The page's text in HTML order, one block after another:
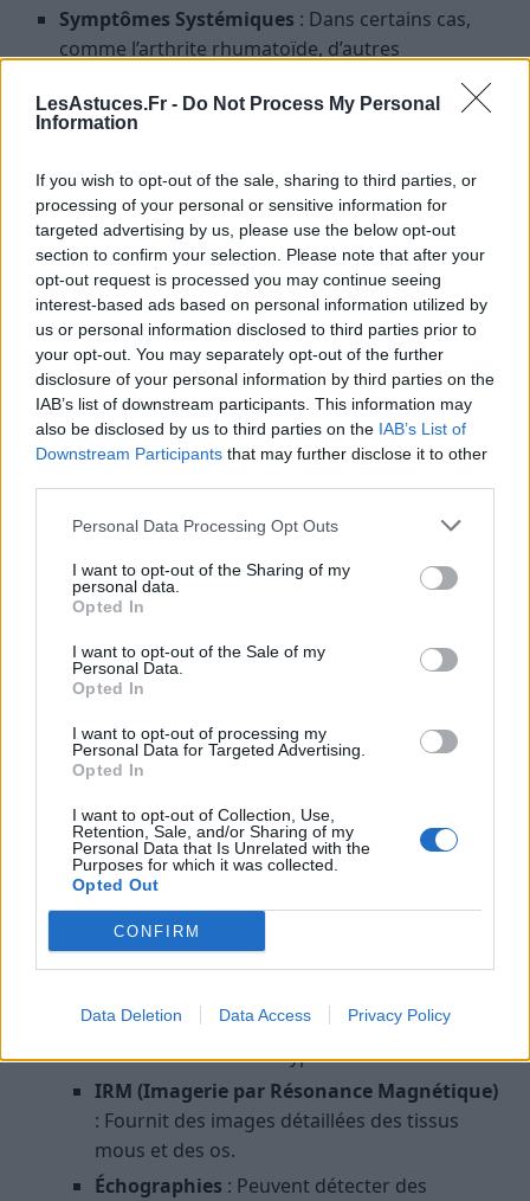
LesAstuces.Fr - Do Not Process My Personal
Information
If you wish to opt-out of the sale, sharing to third parties, or
processing of your personal or sensitive information for
targeted advertising by us, please use the below opt-out
section to confirm your selection. Please note that after your
opt-out request is processed you may continue seeing
interest-based ads based on personal information utilized by
us or personal information disclosed to third parties prior to
your opt-out. You may separately opt-out of the further
disclosure of your personal information by third parties on the
IAB’s list of downstream participants. This information may
also be disclosed by us to third parties on the IAB’s List of
Downstream Participants that may further disclose it to other
Personal Data Processing Opt Outs
I want to opt-out of the Sharing of my
personal data.
Opted In
I want to opt-out of the Sale of my
Personal Data.
Opted In
I want to opt-out of processing my
Personal Data for Targeted Advertising.
Opted In
I want to opt-out of Collection, Use,
Retention, Sale, and/or Sharing of my
Personal Data that Is Unrelated with the
Purposes for which it was collected.
Opted Out
CONFIRM
Data Deletion Data Access Privacy Policy
Symptômes Systémiques : Dans certains cas,
comme l’arthrite rhumatoïde, d’autres
symptômes tels que la fatigue, la perte d’appétit
et la fièvre peuvent être présents.
Le diagnostic de l’arthrite se fait par un examen
physique, des analyses sanguines, et des imageries
comme les radiographies ou l’IRM. Il est crucial de
consulter un médecin pour un diagnostic précis.
Analyses Sanguines
Tests pour détecter des marqueurs
inflammatoires (comme la vitesse de
réactive).
Tests spécifiques pour certains types
d’arthrite (par exemple, le facteur rhumatoïde
pour l’arthrite rhumatoïde).
Imagerie Médicale:
changements dans les os et les articulations
associés à différents types d’arthrite.
IRM (Imagerie par Résonance Magnétique)
: Fournit des images détaillées des tissus
mous et des os.
Échographies : Peuvent détecter des